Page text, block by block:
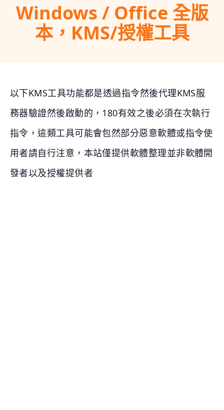
Windows / Office 全版
本，KMS/授權工具
以下KMS工具功能都是透過指令然後代理KMS服
務器驗證然後啟動的，180有效之後必須在次執行
指令，這類工具可能會包然部分惡意軟體或指令使
用者請自行注意，本站僅提供軟體整理並非軟體開
發者以及授權提供者